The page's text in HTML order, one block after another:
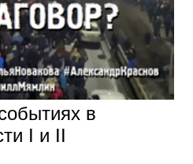
в
I и II